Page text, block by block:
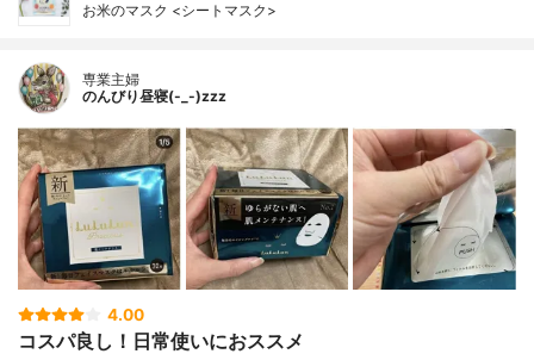
お米のマスク <シートマスク>
専業主婦
のんびり昼寝(-_-)zzz
4.00
コスパ良し！日常使いにおススメ